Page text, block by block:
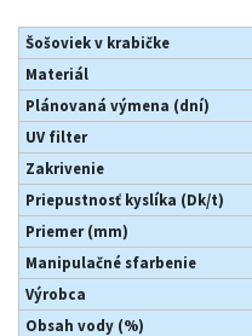
Šošoviek v krabičke
Materiál
Plánovaná výmena (dní)
UV filter
Zakrivenie
Priepustnosť kyslíka (Dk/t)
Priemer (mm)
Manipulačné sfarbenie
Výrobca
Obsah vody (%)